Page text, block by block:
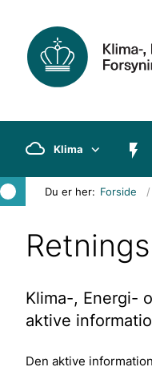
Klima
Du er her: Forside
Klima-, Energi-
aktive
Den aktive